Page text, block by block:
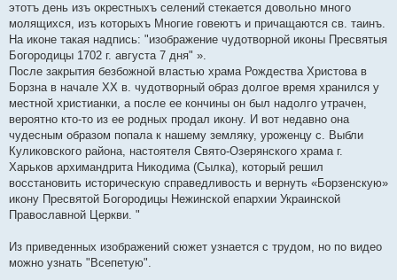
этотъ день изъ окрестныхъ селений стекается довольно много
молящихся, изъ которыхъ Многие говеютъ и причащаются св. таинъ.
На иконе такая надпись: "изображение чудотворной иконы Пресвятыя
Богородицы 1702 г. августа 7 дня" ».
После закрытия безбожной властью храма Рождества Христова в
Борзна в начале ХХ в. чудотворный образ долгое время хранился у
местной христианки, а после ее кончины он был надолго утрачен,
вероятно кто-то из ее родных продал икону. И вот недавно она
чудесным образом попала к нашему земляку, уроженцу с. Выбли
Куликовского района, настоятеля Свято-Озерянского храма г.
Харьков архимандрита Никодима (Сылка), который решил
восстановить историческую справедливость и вернуть «Борзенскую»
икону Пресвятой Богородицы Нежинской епархии Украинской
Православной Церкви. "
Из приведенных изображений сюжет узнается с трудом, но по видео
можно узнать "Всепетую".